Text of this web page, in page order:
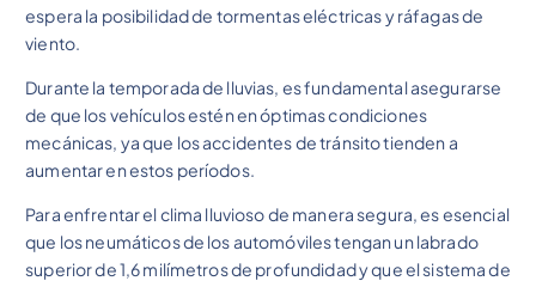
espera la posibilidad de tormentas eléctricas y ráfagas de
viento.
Durante la temporada de lluvias, es fundamental asegurarse
de que los vehículos estén en óptimas condiciones
mecánicas, ya que los accidentes de tránsito tienden a
aumentar en estos períodos.
Para enfrentar el clima lluvioso de manera segura, es esencial
que los neumáticos de los automóviles tengan un labrado
superior de 1,6 milímetros de profundidad y que el sistema de